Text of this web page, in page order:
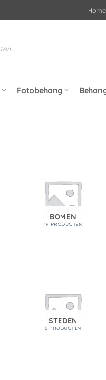
Home
Fotobehang
BOMEN
19 PRODUCTEN
STEDEN
6 PRODUCTEN